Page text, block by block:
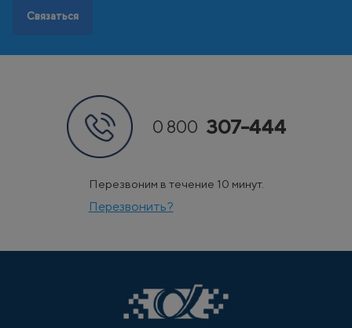
Связаться
0 800 307-444
Перезвоним в течение 10 минут.
Перезвонить?